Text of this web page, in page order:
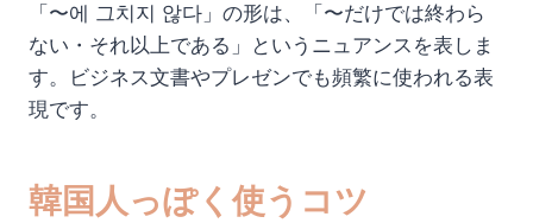
「〜에 그치지 않다」の形は、「〜だけでは終わら
ない・それ以上である」というニュアンスを表しま
す。ビジネス文書やプレゼンでも頻繁に使われる表
現です。
韓国人っぽく使うコツ